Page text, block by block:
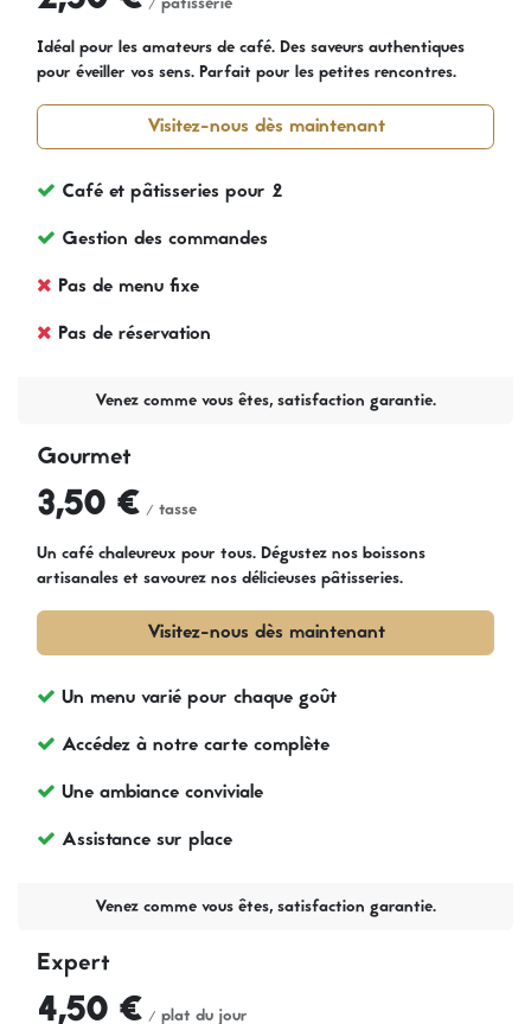
Idéal pour les amateurs de café. Des saveurs authentiques
pour éveiller vos sens. Parfait pour les petites rencontres.
Visitez-nous dès maintenant
Café et pâtisseries pour 2
Gestion des commandes
Pas de menu fixe
Pas de réservation
Venez comme vous êtes, satisfaction garantie.
Gourmet
3,50 € / tasse
Un café chaleureux pour tous. Dégustez nos boissons
artisanales et savourez nos délicieuses pâtisseries.
Visitez-nous dès maintenant
Un menu varié pour chaque goût
Accédez à notre carte complète
Une ambiance conviviale
Assistance sur place
Venez comme vous êtes, satisfaction garantie.
Expert
4,50 € / plat du jour